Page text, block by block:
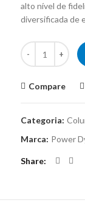
alto nível de
diversificada de
Quantidade de
Compare
Categoria:
Marca: Power
Share